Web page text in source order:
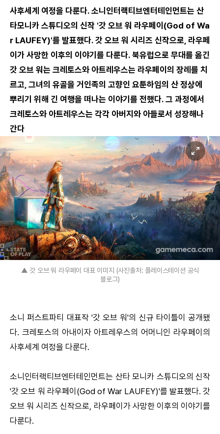
사후세계 여정을 다룬다. 소니인터랙티브엔터테인먼트는 산
타모니카 스튜디오의 신작 '갓 오브 워 라우페이(God of Wa
r LAUFEY)'를 발표했다. 갓 오브 워 시리즈 신작으로, 라우페
이가 사망한 이후의 이야기를 다룬다. 북유럽으로 무대를 옮긴
갓 오브 워는 크레토스와 아트레우스는 라우페이의 장례를 치
르고, 그녀의 유골을 거인족의 고향인 요툰하임의 산 정상에
뿌리기 위해 긴 여행을 떠나는 이야기를 전했다. 그 과정에서
크레토스와 아트레우스는 각각 아버지와 아들로서 성장해나
간다
▲ 갓 오브 워 라우페이 대표 이미지 (사진출처: 플레이스테이션 공식
블로그)
소니 퍼스트파티 대표작 '갓 오브 워'의 신규 타이틀이 공개됐
다. 크레토스의 아내이자 아트레우스의 어머니인 라우페이의
사후세계 여정을 다룬다.
소니인터랙티브엔터테인먼트는 산타 모니카 스튜디오의 신작
'갓 오브 워 라우페이(God of War LAUFEY)'를 발표했다. 갓
오브 워 시리즈 신작으로, 라우페이가 사망한 이후의 이야기를
다룬다.